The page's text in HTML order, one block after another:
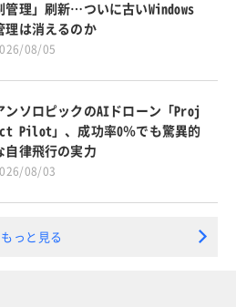
管理」刷新…ついに古いWindows
理は消えるのか
08/05
ンソロピックのAIドローン「Proj
Pilot」、成功率0％でも驚異的
自律飛行の実力
08/03
もっと見る